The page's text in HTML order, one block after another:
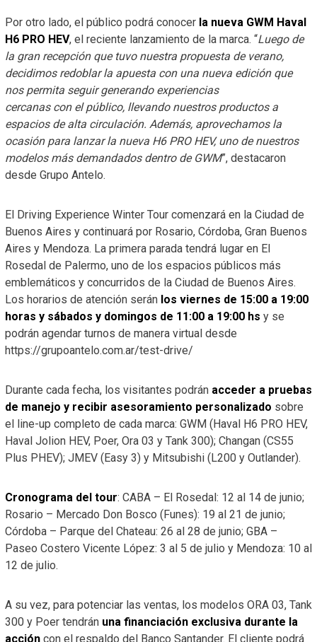
Por otro lado, el público podrá conocer la nueva GWM Haval
H6 PRO HEV, el reciente lanzamiento de la marca. “Luego de
la gran recepción que tuvo nuestra propuesta de verano,
decidimos redoblar la apuesta con una nueva edición que
nos permita seguir generando experiencias
cercanas con el público, llevando nuestros productos a
espacios de alta circulación. Además, aprovechamos la
ocasión para lanzar la nueva H6 PRO HEV, uno de nuestros
modelos más demandados dentro de GWM”, destacaron
desde Grupo Antelo.
El Driving Experience Winter Tour comenzará en la Ciudad de
Buenos Aires y continuará por Rosario, Córdoba, Gran Buenos
Aires y Mendoza. La primera parada tendrá lugar en El
Rosedal de Palermo, uno de los espacios públicos más
emblemáticos y concurridos de la Ciudad de Buenos Aires.
Los horarios de atención serán los viernes de 15:00 a 19:00
horas y sábados y domingos de 11:00 a 19:00 hs y se
podrán agendar turnos de manera virtual desde
https://grupoantelo.com.ar/test-drive/
Durante cada fecha, los visitantes podrán acceder a pruebas
de manejo y recibir asesoramiento personalizado sobre
el line-up completo de cada marca: GWM (Haval H6 PRO HEV,
Haval Jolion HEV, Poer, Ora 03 y Tank 300); Changan (CS55
Plus PHEV); JMEV (Easy 3) y Mitsubishi (L200 y Outlander).
Cronograma del tour: CABA – El Rosedal: 12 al 14 de junio;
Rosario – Mercado Don Bosco (Funes): 19 al 21 de junio;
Córdoba – Parque del Chateau: 26 al 28 de junio; GBA –
Paseo Costero Vicente López: 3 al 5 de julio y Mendoza: 10 al
12 de julio.
A su vez, para potenciar las ventas, los modelos ORA 03, Tank
300 y Poer tendrán una financiación exclusiva durante la
accióncon el respaldo del Banco Santander. El cliente podrá